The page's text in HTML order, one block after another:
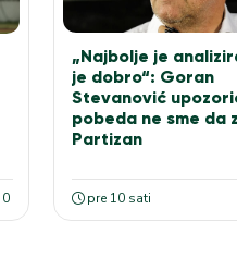
0
„Najbolje je
je dobro“: Goran
Stevanović
pobeda ne sme da
Partizan
pre 10 sati